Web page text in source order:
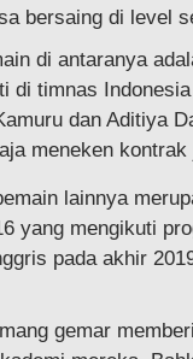
bersaing di level
di antaranya
di timnas
dan Aditiya
meneken kontrak
lainnya
yang mengikuti
pada akhir
gemar